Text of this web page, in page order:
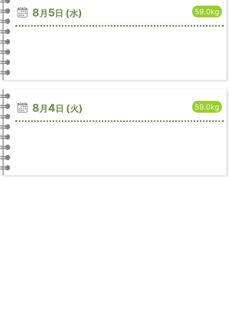
8月 5 日 (水) 59.0kg
8月 4 日 (火) 59.0kg